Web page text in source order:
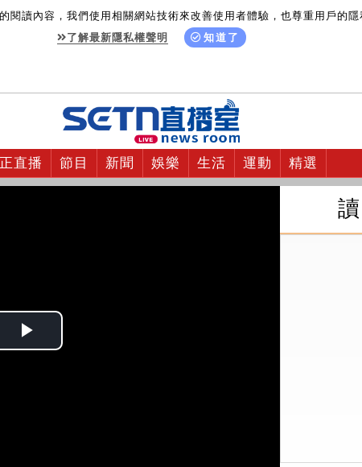
閱讀內容，我們使用相關網站技術來改善使用者體驗，也尊重用戶的隱
了解最新隱私權聲明
知道了
直播 節目 新聞 娛樂 生活 運動 精選
Play